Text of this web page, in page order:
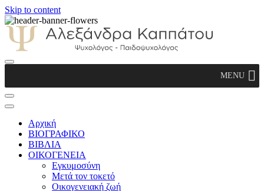
Skip to content
Παιδοψυχολόγος
MENU
Αρχική
ΒΙΟΓΡΑΦΙΚΟ
ΒΙΒΛΙΑ
ΟΙΚΟΓΕΝΕΙΑ
Εγκυμοσύνη
Μετά τον τοκετό
Οικογενειακή ζωή